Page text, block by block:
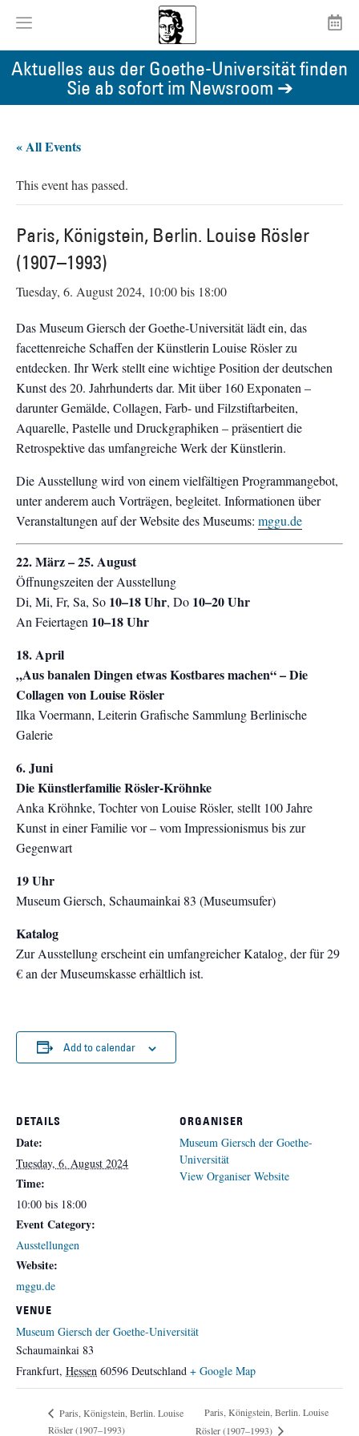
Aktuelles aus der Goethe-Universität finden
Sie ab sofort im Newsroom ➔
« All Events
This event has passed.
Paris, Königstein, Berlin. Louise Rösler
(1907–1993)
Tuesday, 6. August 2024, 10:00bis 18:00
Das Museum Giersch der Goethe-Universität lädt ein, das
facettenreiche Schaffen der Künstlerin Louise Rösler zu
entdecken. Ihr Werk stellt eine wichtige Position der deutschen
Kunst des 20. Jahrhunderts dar. Mit über 160 Exponaten –
darunter Gemälde, Collagen, Farb- und Filzstiftarbeiten,
Aquarelle, Pastelle und Druckgraphiken – präsentiert die
Retrospektive das umfangreiche Werk der Künstlerin.
Die Ausstellung wird von einem vielfältigen Programmangebot,
unter anderem auch Vorträgen, begleitet. Informationen über
Veranstaltungen auf der Website des Museums: mggu.de
22. März – 25. August
Öffnungszeiten der Ausstellung
Di, Mi, Fr, Sa, So 10–18 Uhr, Do 10–20 Uhr
An Feiertagen 10–18 Uhr
18. April
„Aus banalen Dingen etwas Kostbares machen“ – Die
Collagen von Louise Rösler
Ilka Voermann, Leiterin Grafische Sammlung Berlinische
Galerie
6. Juni
Die Künstlerfamilie Rösler-Kröhnke
Anka Kröhnke, Tochter von Louise Rösler, stellt 100 Jahre
Kunst in einer Familie vor – vom Impressionismus bis zur
Gegenwart
19 Uhr
Museum Giersch, Schaumainkai 83 (Museumsufer)
Katalog
Zur Ausstellung erscheint ein umfangreicher Katalog, der für 29
€ an der Museumskasse erhältlich ist.
Add to calendar
DETAILS
Date:
Tuesday, 6. August 2024
Time:
10:00 bis 18:00
Event Category:
Ausstellungen
Website:
mggu.de
VENUE
Museum Giersch der Goethe-Universität
Schaumainkai 83
Frankfurt, Hessen 60596 Deutschland + Google Map
ORGANISER
Museum Giersch der Goethe-
Universität
View Organiser Website
Paris, Königstein, Berlin. Louise
Rösler (1907–1993)
Paris, Königstein, Berlin. Louise
Rösler (1907–1993)